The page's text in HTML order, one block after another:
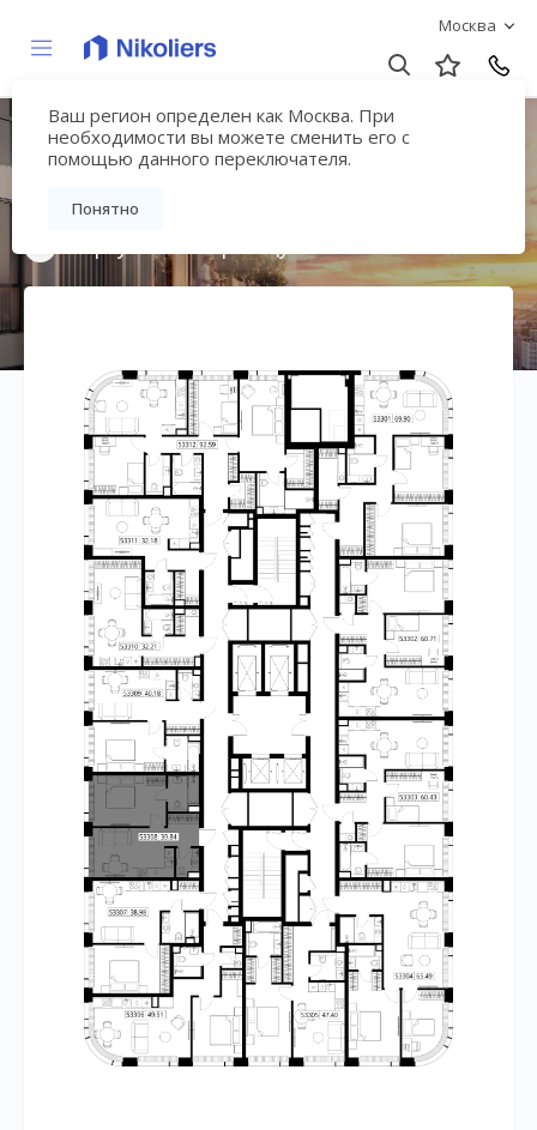
Москва
Ваш регион определен как Москва. При
необходимости вы можете сменить его с
помощью данного переключателя.
Понятно
Мультиквартал
«ВЕЕР»